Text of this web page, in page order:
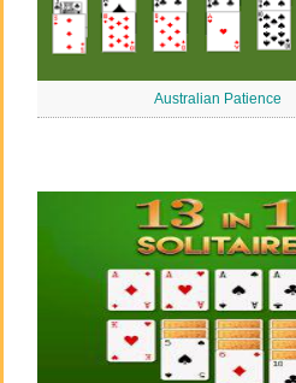
Australian Patience